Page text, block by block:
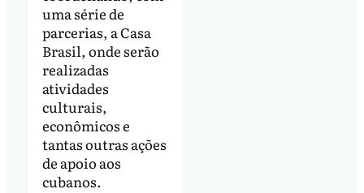
uma série de
parcerias, a Casa
Brasil, onde serão
realizadas
atividades
culturais,
econômicos e
tantas outras ações
de apoio aos
cubanos.